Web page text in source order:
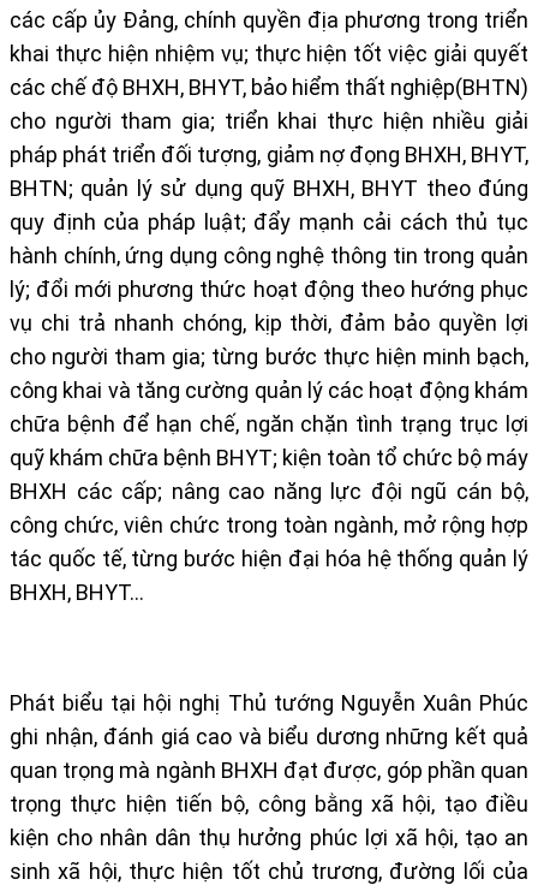
các cấp ủy Đảng, chính quyền địa phương trong triển
khai thực hiện nhiệm vụ; thực hiện tốt việc giải quyết
các chế độ BHXH, BHYT, bảo hiểm thất nghiệp(BHTN)
cho người tham gia; triển khai thực hiện nhiều giải
pháp phát triển đối tượng, giảm nợ đọng BHXH, BHYT,
BHTN; quản lý sử dụng quỹ BHXH, BHYT theo đúng
quy định của pháp luật; đẩy mạnh cải cách thủ tục
hành chính, ứng dụng công nghệ thông tin trong quản
lý; đổi mới phương thức hoạt động theo hướng phục
vụ chi trả nhanh chóng, kịp thời, đảm bảo quyền lợi
cho người tham gia; từng bước thực hiện minh bạch,
công khai và tăng cường quản lý các hoạt động khám
chữa bệnh để hạn chế, ngăn chặn tình trạng trục lợi
quỹ khám chữa bệnh BHYT; kiện toàn tổ chức bộ máy
BHXH các cấp; nâng cao năng lực đội ngũ cán bộ,
công chức, viên chức trong toàn ngành, mở rộng hợp
tác quốc tế, từng bước hiện đại hóa hệ thống quản lý
BHXH, BHYT…
Phát biểu tại hội nghị Thủ tướng Nguyễn Xuân Phúc
ghi nhận, đánh giá cao và biểu dương những kết quả
quan trọng mà ngành BHXH đạt được, góp phần quan
trọng thực hiện tiến bộ, công bằng xã hội, tạo điều
kiện cho nhân dân thụ hưởng phúc lợi xã hội, tạo an
sinh xã hội, thực hiện tốt chủ trương, đường lối của